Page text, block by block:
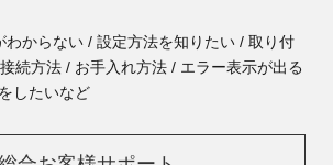
わからない / 設定方法を知りたい / 取り付
接続方法 / お手入れ方法 / エラー表示が出る
したいなど